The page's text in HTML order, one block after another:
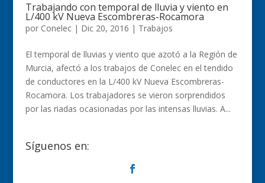
Trabajando con temporal de lluvia y viento en
L/400 kV Nueva Escombreras-Rocamora
por Conelec| Dic 20, 2016 | Trabajos
El temporal de lluvias y viento que azotó a la Región de
Murcia, afectó a los trabajos de Conelec en el tendido
de conductores en la L/400 kV Nueva Escombreras-
Rocamora. Los trabajadores se vieron sorprendidos
por las riadas ocasionadas por las intensas lluvias. A...
Síguenos en: